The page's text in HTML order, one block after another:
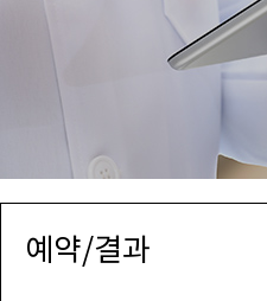
예약/결과